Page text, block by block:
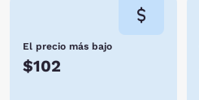
El precio más bajo
$102